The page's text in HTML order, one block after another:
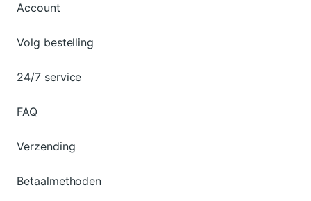
Account
Volg bestelling
24/7 service
FAQ
Verzending
Betaalmethoden